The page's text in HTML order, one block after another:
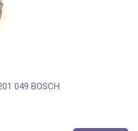
049 BOSCH